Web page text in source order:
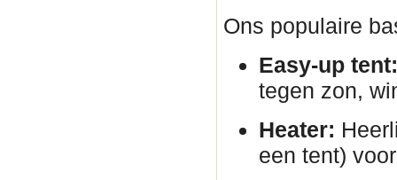
Ons populaire
Easy-up tent:
tegen zon,
Heater:
een tent)